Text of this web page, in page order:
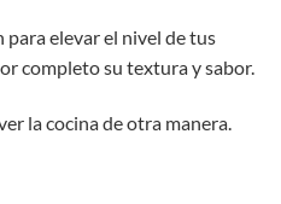
elevar el nivel de tus
completo su textura y sabor.
la cocina de otra manera.